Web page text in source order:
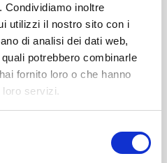
Condividiamo inoltre
utilizzi il nostro sito con i
di analisi dei dati web,
potrebbero combinarle
fornito loro o che hanno
servizi.
Obituaries